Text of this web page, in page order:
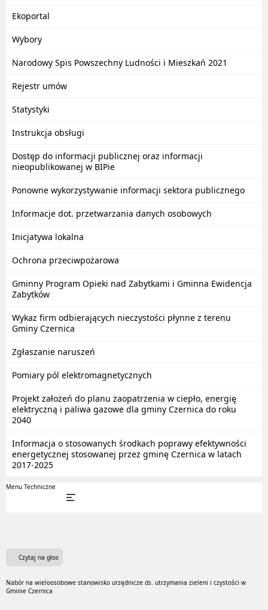
Ekoportal
Wybory
Narodowy Spis Powszechny Ludności i Mieszkań 2021
Rejestr umów
Statystyki
Instrukcja obsługi
Dostęp do informacji publicznej oraz informacji
nieopublikowanej w BIPie
Ponowne wykorzystywanie informacji sektora publicznego
Informacje dot. przetwarzania danych osobowych
Inicjatywa lokalna
Ochrona przeciwpożarowa
Gminny Program Opieki nad Zabytkami i Gminna Ewidencja
Zabytków
Wykaz firm odbierających nieczystości płynne z terenu
Gminy Czernica
Zgłaszanie naruszeń
Pomiary pól elektromagnetycznych
Projekt założeń do planu zaopatrzenia w ciepło, energię
elektryczną i paliwa gazowe dla gminy Czernica do roku
2040
Informacja o stosowanych środkach poprawy efektywności
energetycznej stosowanej przez gminę Czernica w latach
2017-2025
Menu Techniczne
Czytaj na głos
Nabór na wieloosobowe stanowisko urzędnicze ds. utrzymania zieleni i czystości w
Gminie Czernica